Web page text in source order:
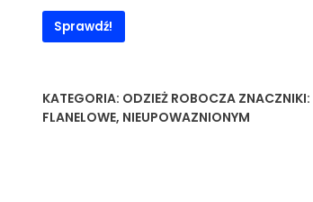
Sprawdź!
KATEGORIA: ODZIEŻ ROBOCZA ZNACZNIKI:
FLANELOWE, NIEUPOWAZNIONYM